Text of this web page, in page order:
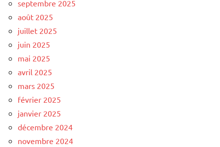
septembre 2025
août 2025
juillet 2025
juin 2025
mai 2025
avril 2025
mars 2025
février 2025
janvier 2025
décembre 2024
novembre 2024